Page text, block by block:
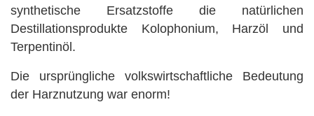
synthetische Ersatzstoffe die natürlichen
Destillationsprodukte Kolophonium, Harzöl und
Terpentinöl.
Die ursprüngliche volkswirtschaftliche Bedeutung
der Harznutzung war enorm!